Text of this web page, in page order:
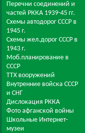
Перечни соединений и
частей РККА 1939-45 гг.
Схемы автодорог СССР в
1945 г.
Схемы жел.дорог СССР в
1943 г.
Моб.планирование в
СССР
ТТХ вооружений
Внутренние войска СССР
и СНГ
Дислокация РККА
Фото афганской войны
Школьные Интернет-
музеи